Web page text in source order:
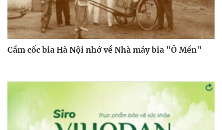
Cầm cốc bia Hà Nội nhớ về Nhà máy bia "Ô Mền"